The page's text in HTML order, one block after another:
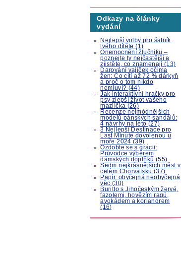
Odkazy na články
vydání
Nejlepší volby pro šatník
tvého dítěte (1)
Onemocnění žlučníku –
poznejte ty nejčastější a
zjistěte, co znamenají (13)
Darování vajíček očima
žen: Co cítí až 72 % dárkyň
a proč o tom nikdo
nemluví? (44)
Jak interaktivní hračky pro
psy zlepší život vašeho
mazlíčka (26)
Recenze nejmódnějších
modelů pánských sandálů:
4 návrhy na léto (27)
3 Nejlepší Destinace pro
Last Minute dovolenou u
moře 2024 (39)
Ozdobte se s grácii:
Průvodce výběrem
dámských doplňků (55)
Sedm nejkrásnějších měst v
celém Chorvatsku (37)
Papír, obyčejná neobyčejná
věc (30)
Buritto s Jihočeským žervé,
fazolemi, hovězím ragú,
avokádem a koriandrem
(16)